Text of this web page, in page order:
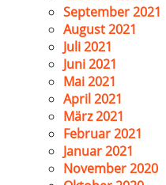
September 2021
August 2021
Juli 2021
Juni 2021
Mai 2021
April 2021
März 2021
Februar 2021
Januar 2021
November 2020